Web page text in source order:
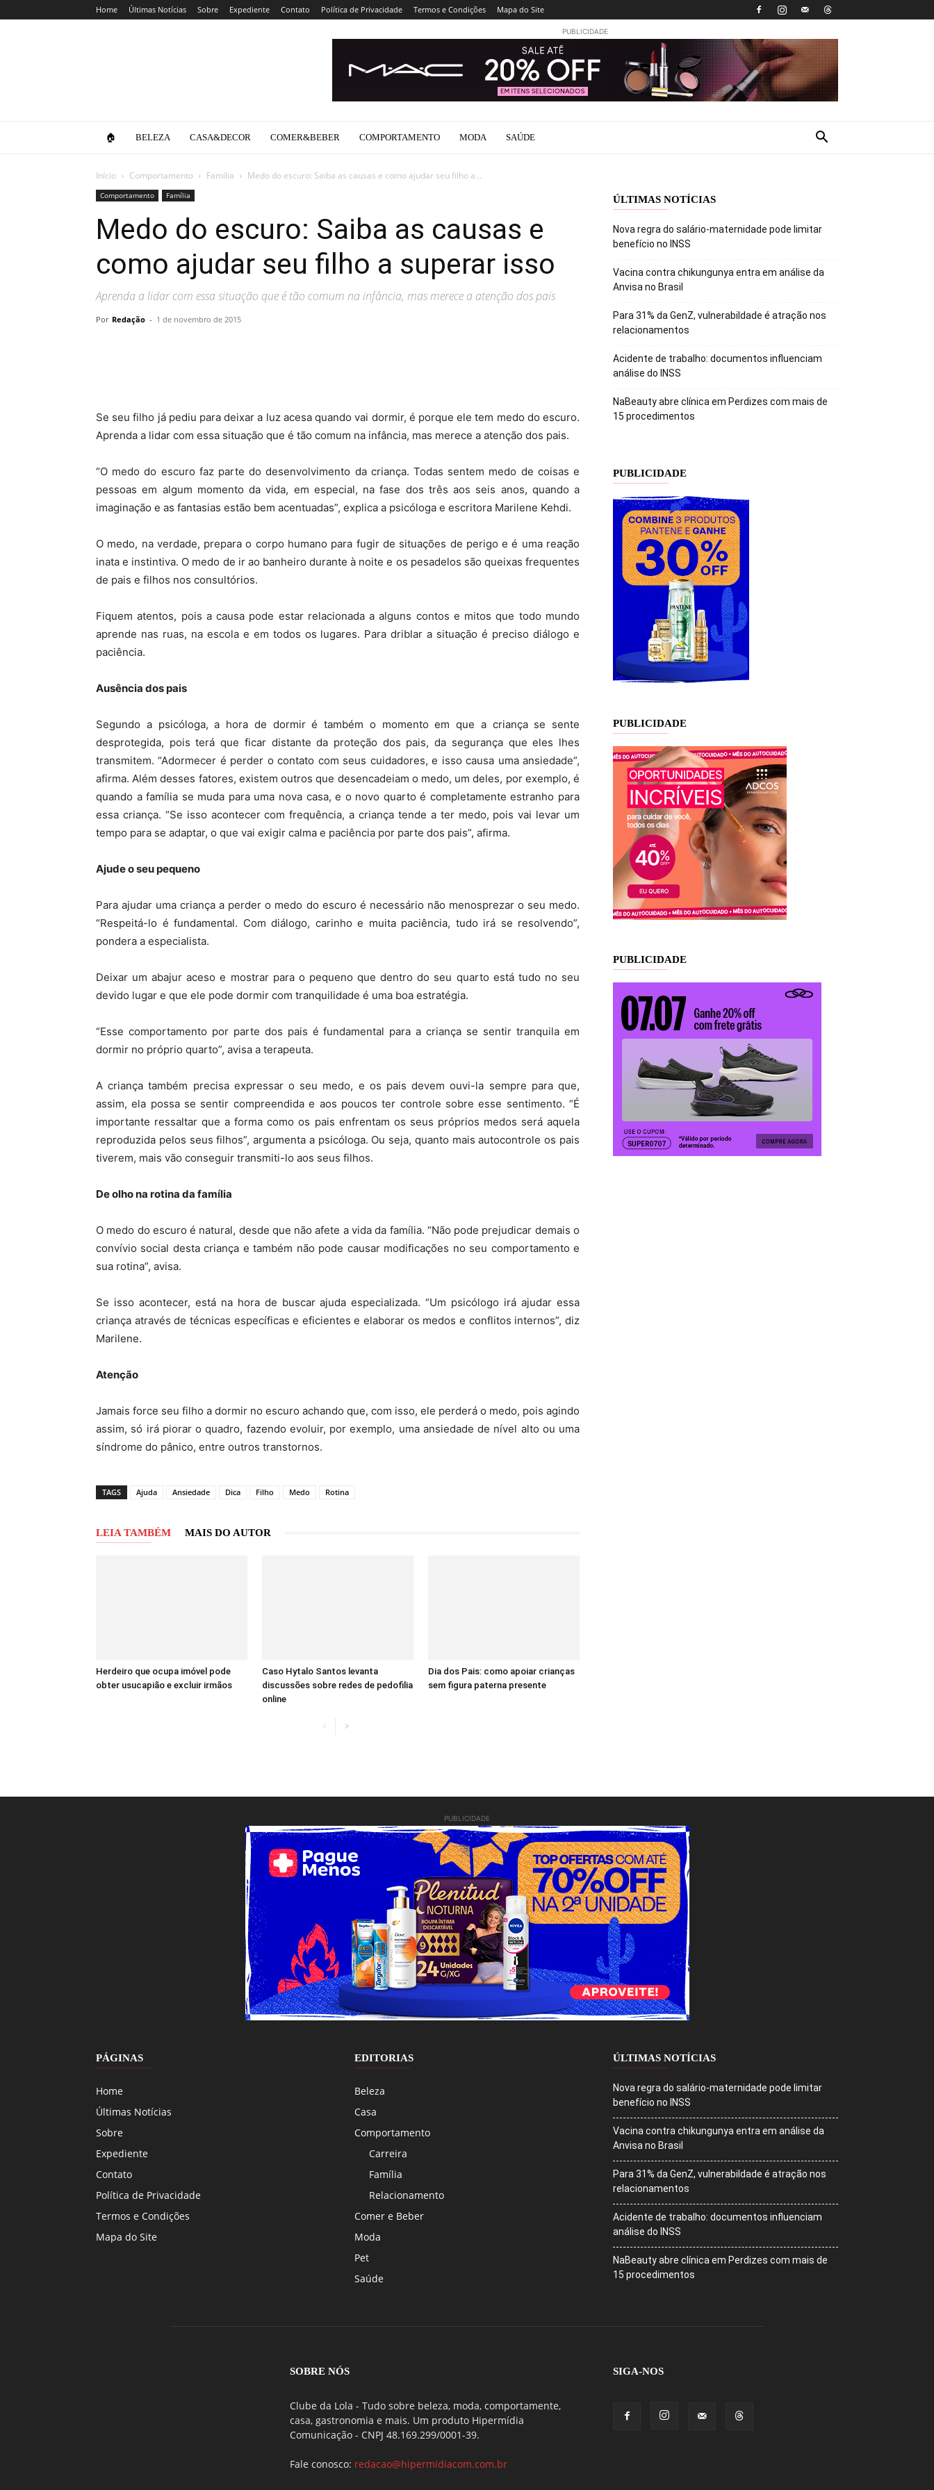
Home Últimas Notícias Sobre Expediente Contato Política de Privacidade Termos e Condições Mapa do Site
PUBLICIDADE
🏠 BELEZA CASA&DECOR COMER&BEBER COMPORTAMENTO MODA SAÚDE
Início Comportamento Família Medo do escuro: Saiba as causas e como ajudar seu filho a...
Comportamento Família
Medo do escuro: Saiba as causas e
como ajudar seu filho a superar isso
Aprenda a lidar com essa situação que é tão comum na infância, mas merece a atenção dos pais
Por Redação - 1 de novembro de 2015
Se seu filho já pediu para deixar a luz acesa quando vai dormir, é porque ele tem medo do escuro.
Aprenda a lidar com essa situação que é tão comum na infância, mas merece a atenção dos pais.
“O medo do escuro faz parte do desenvolvimento da criança. Todas sentem medo de coisas e
pessoas em algum momento da vida, em especial, na fase dos três aos seis anos, quando a
imaginação e as fantasias estão bem acentuadas”, explica a psicóloga e escritora Marilene Kehdi.
O medo, na verdade, prepara o corpo humano para fugir de situações de perigo e é uma reação
inata e instintiva. O medo de ir ao banheiro durante à noite e os pesadelos são queixas frequentes
de pais e filhos nos consultórios.
Fiquem atentos, pois a causa pode estar relacionada a alguns contos e mitos que todo mundo
aprende nas ruas, na escola e em todos os lugares. Para driblar a situação é preciso diálogo e
paciência.
Ausência dos pais
Segundo a psicóloga, a hora de dormir é também o momento em que a criança se sente
desprotegida, pois terá que ficar distante da proteção dos pais, da segurança que eles lhes
transmitem. “Adormecer é perder o contato com seus cuidadores, e isso causa uma ansiedade”,
afirma. Além desses fatores, existem outros que desencadeiam o medo, um deles, por exemplo, é
quando a família se muda para uma nova casa, e o novo quarto é completamente estranho para
essa criança. “Se isso acontecer com frequência, a criança tende a ter medo, pois vai levar um
tempo para se adaptar, o que vai exigir calma e paciência por parte dos pais”, afirma.
Ajude o seu pequeno
Para ajudar uma criança a perder o medo do escuro é necessário não menosprezar o seu medo.
“Respeitá-lo é fundamental. Com diálogo, carinho e muita paciência, tudo irá se resolvendo”,
pondera a especialista.
Deixar um abajur aceso e mostrar para o pequeno que dentro do seu quarto está tudo no seu
devido lugar e que ele pode dormir com tranquilidade é uma boa estratégia.
“Esse comportamento por parte dos pais é fundamental para a criança se sentir tranquila em
dormir no próprio quarto”, avisa a terapeuta.
A criança também precisa expressar o seu medo, e os pais devem ouvi-la sempre para que,
assim, ela possa se sentir compreendida e aos poucos ter controle sobre esse sentimento. “É
importante ressaltar que a forma como os pais enfrentam os seus próprios medos será aquela
reproduzida pelos seus filhos”, argumenta a psicóloga. Ou seja, quanto mais autocontrole os pais
tiverem, mais vão conseguir transmiti-lo aos seus filhos.
De olho na rotina da família
O medo do escuro é natural, desde que não afete a vida da família. “Não pode prejudicar demais o
convívio social desta criança e também não pode causar modificações no seu comportamento e
sua rotina”, avisa.
Se isso acontecer, está na hora de buscar ajuda especializada. “Um psicólogo irá ajudar essa
criança através de técnicas específicas e eficientes e elaborar os medos e conflitos internos”, diz
Marilene.
Atenção
Jamais force seu filho a dormir no escuro achando que, com isso, ele perderá o medo, pois agindo
assim, só irá piorar o quadro, fazendo evoluir, por exemplo, uma ansiedade de nível alto ou uma
síndrome do pânico, entre outros transtornos.
TAGS Ajuda Ansiedade Dica Filho Medo Rotina
LEIA TAMBÉM MAIS DO AUTOR
Herdeiro que ocupa imóvel pode
obter usucapião e excluir irmãos
Caso Hytalo Santos levanta
discussões sobre redes de pedofilia
online
Dia dos Pais: como apoiar crianças
sem figura paterna presente
ÚLTIMAS NOTÍCIAS
Nova regra do salário-maternidade pode limitar
benefício no INSS
Vacina contra chikungunya entra em análise da
Anvisa no Brasil
Para 31% da GenZ, vulnerabildade é atração nos
relacionamentos
Acidente de trabalho: documentos influenciam
análise do INSS
NaBeauty abre clínica em Perdizes com mais de
15 procedimentos
PUBLICIDADE
PUBLICIDADE
PUBLICIDADE
PUBLICIDADE
PÁGINAS
Home
Últimas Notícias
Sobre
Expediente
Contato
Política de Privacidade
Termos e Condições
Mapa do Site
EDITORIAS
Beleza
Casa
Comportamento
Carreira
Família
Relacionamento
Comer e Beber
Moda
Pet
Saúde
ÚLTIMAS NOTÍCIAS
Nova regra do salário-maternidade pode limitar
benefício no INSS
Vacina contra chikungunya entra em análise da
Anvisa no Brasil
Para 31% da GenZ, vulnerabildade é atração nos
relacionamentos
Acidente de trabalho: documentos influenciam
análise do INSS
NaBeauty abre clínica em Perdizes com mais de
15 procedimentos
SOBRE NÓS
Clube da Lola - Tudo sobre beleza, moda, comportamente,
casa, gastronomia e mais. Um produto Hipermídia
Comunicação - CNPJ 48.169.299/0001-39.
Fale conosco: redacao@hipermidiacom.com.br
SIGA-NOS